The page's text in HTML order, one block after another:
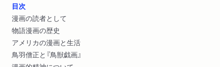
目次
漫画の読者として
物語漫画の歴史
アメリカの漫画と生活
鳥羽僧正と『鳥獣戯画』